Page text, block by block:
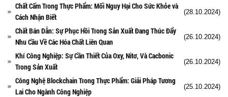
Chất Cấm Trong Thực Phẩm: Mối Nguy Hại Cho Sức Khỏe và
Cách Nhận Biết
(28.10.2024)
Chất Bán Dẫn: Sự Phục Hồi Trong Sản Xuất Đang Thúc Đẩy
Nhu Cầu Về Các Hóa Chất Liên Quan
(26.10.2024)
Khí Công Nghiệp: Sự Cần Thiết Của Oxy, Nitơ, Và Cacbonic
Trong Sản Xuất
(26.10.2024)
Công Nghệ Blockchain Trong Thực Phẩm: Giải Pháp Tương
Lai Cho Ngành Công Nghiệp
(25.10.2024)